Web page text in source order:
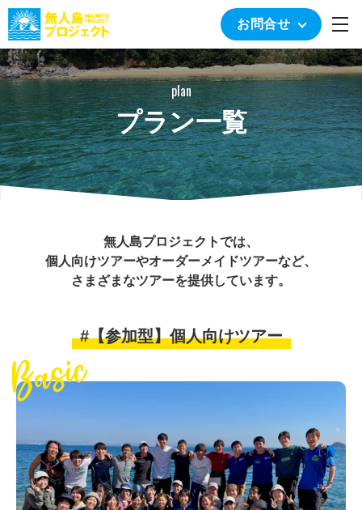
お問合せ
plan
プラン一覧
無人島プロジェクトでは、
個人向けツアーやオーダーメイドツアーなど、
さまざまなツアーを提供しています。
#【参加型】個人向けツアー